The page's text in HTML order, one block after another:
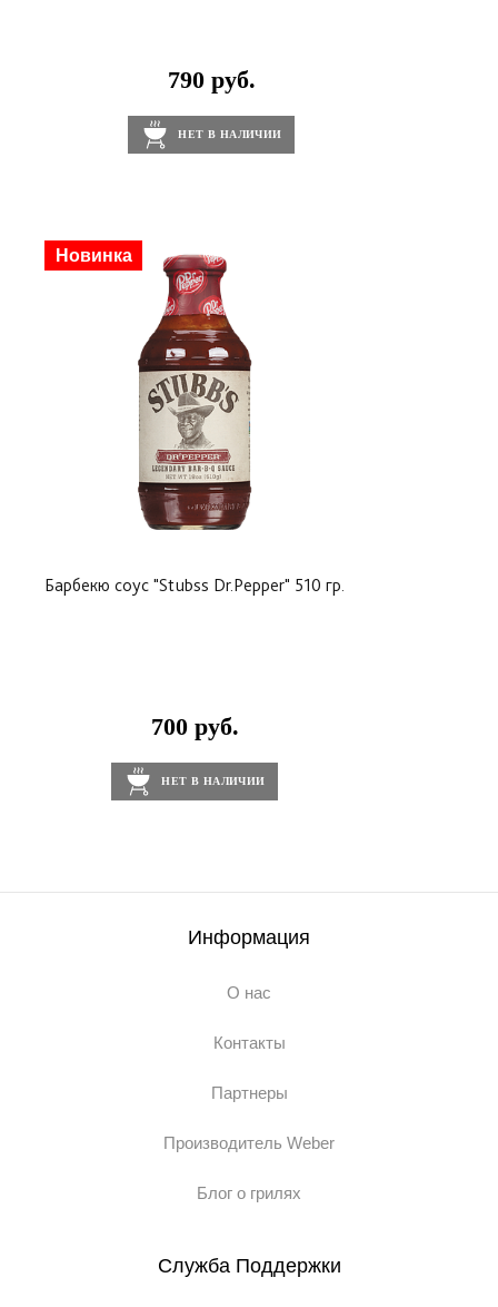
790 руб.
НЕТ В НАЛИЧИИ
Новинка
Барбекю соус "Stubss Dr.Pepper" 510 гр.
700 руб.
НЕТ В НАЛИЧИИ
Информация
О нас
Контакты
Партнеры
Производитель Weber
Блог о грилях
Служба Поддержки